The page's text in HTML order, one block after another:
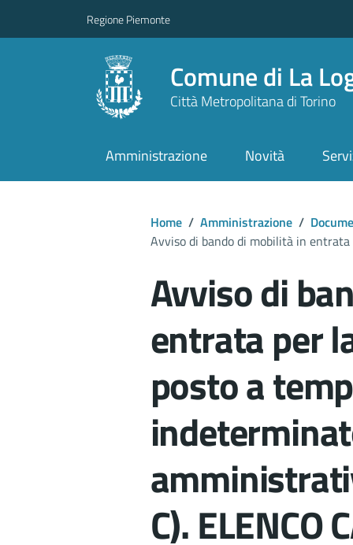
Regione Piemonte
Comune di La
Città Metropolitana di Torino
Amministrazione Novità
Home / Amministrazione /
Avviso di bando di mobilità in
Avviso di
entrata per
posto a
C). ELENCO